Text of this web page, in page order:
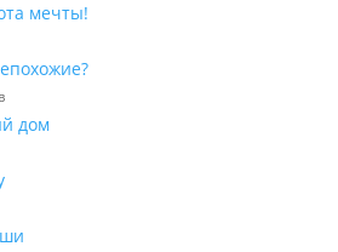
мечты!
дом